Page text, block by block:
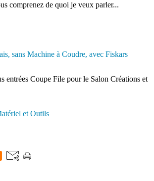
comprenez de quoi je veux parler...
entrées Coupe File pour le Salon Créations et
et Outils